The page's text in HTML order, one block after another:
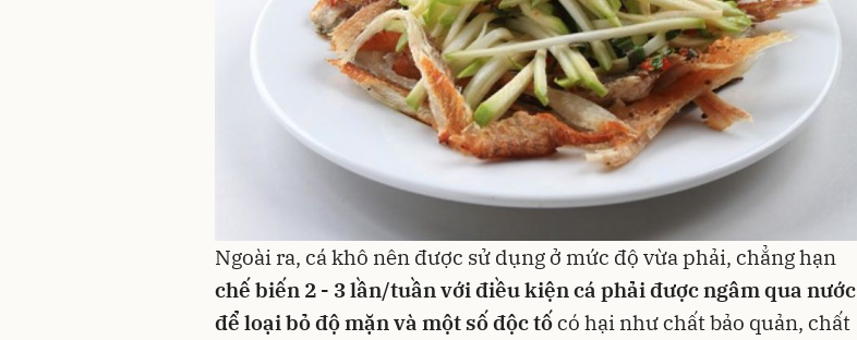
Ngoài ra, cá khô nên được sử dụng ở mức độ vừa phải, chẳng hạn
chế biến 2 - 3 lần/tuần với điều kiện cá phải được ngâm qua nước
để loại bỏ độ mặn và một số độc tốcó hại như chất bảo quản, chất